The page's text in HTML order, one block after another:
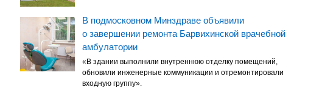
В подмосковном Минздраве объявили
о завершении ремонта Барвихинской врачебной
амбулатории
«В здании выполнили внутреннюю отделку помещений,
обновили инженерные коммуникации и отремонтировали
входную группу».